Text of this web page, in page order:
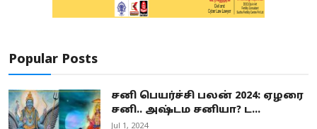
Popular Posts
சனி பெயர்ச்சி பலன் 2024: ஏழரை
சனி.. அஷ்டம சனியா? ட...
Jul 1, 2024